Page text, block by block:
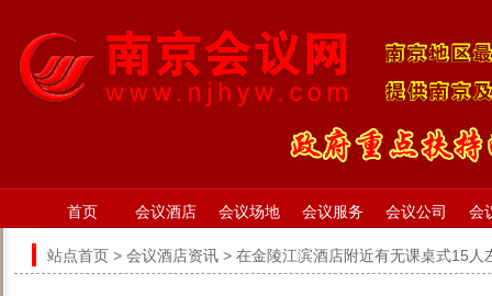
首页 会议酒店 会议场地 会议服务 会议公司 会
站点首页 > 会议酒店资讯 > 在金陵江滨酒店附近有无课桌式15人